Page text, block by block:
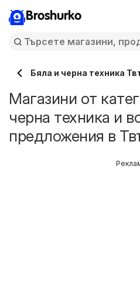
Broshurko
Бяла и черна техника
Магазини от
черна техника и
предложения в